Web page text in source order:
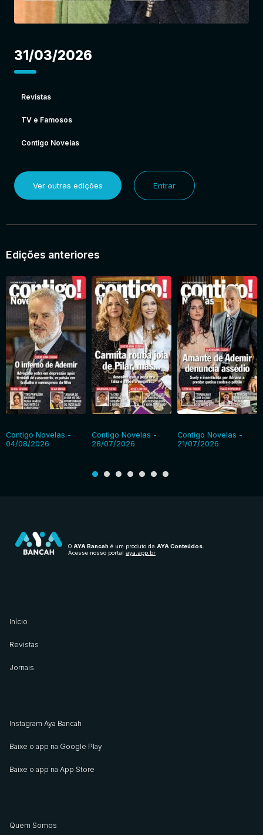
31/03/2026
Revistas
TV e Famosos
Contigo Novelas
Ver outras edições Entrar
Edições anteriores
Contigo Novelas -
04/08/2026
Contigo Novelas -
28/07/2026
Contigo Novelas -
21/07/2026
O AYA Bancah é um produto da AYA Conteúdos.
Acesse nosso portal aya.app.br
Início
Revistas
Jornais
Instagram Aya Bancah
Baixe o app na Google Play
Baixe o app na App Store
Quem Somos